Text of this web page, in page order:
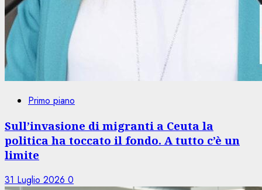
Primo piano
Sull’invasione di migranti a Ceuta la
politica ha toccato il fondo. A tutto c’è un
limite
31 Luglio 2026 0